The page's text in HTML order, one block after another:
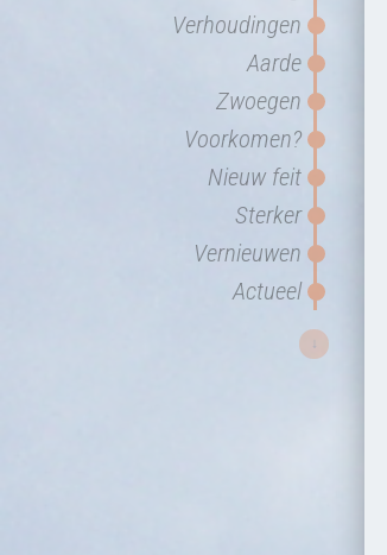
Verhoudingen
Aarde
Zwoegen
Voorkomen?
Nieuw feit
Sterker
Vernieuwen
Actueel
↓